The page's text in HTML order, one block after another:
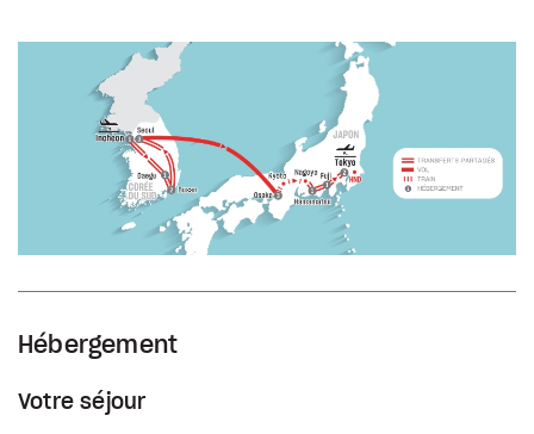
Hébergement
Votre séjour